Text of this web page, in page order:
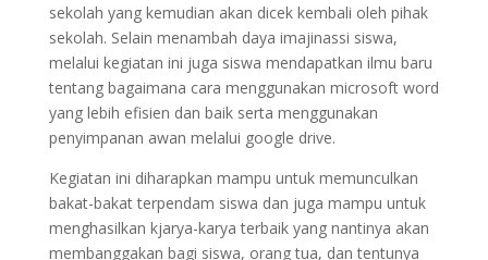
sekolah yang kemudian akan dicek kembali oleh pihak
sekolah. Selain menambah daya imajinassi siswa,
melalui kegiatan ini juga siswa mendapatkan ilmu baru
tentang bagaimana cara menggunakan microsoft word
yang lebih efisien dan baik serta menggunakan
penyimpanan awan melalui google drive.
Kegiatan ini diharapkan mampu untuk memunculkan
bakat-bakat terpendam siswa dan juga mampu untuk
menghasilkan kjarya-karya terbaik yang nantinya akan
membanggakan bagi siswa, orang tua, dan tentunya